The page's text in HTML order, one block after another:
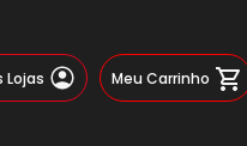
Lojas Meu Carrinho